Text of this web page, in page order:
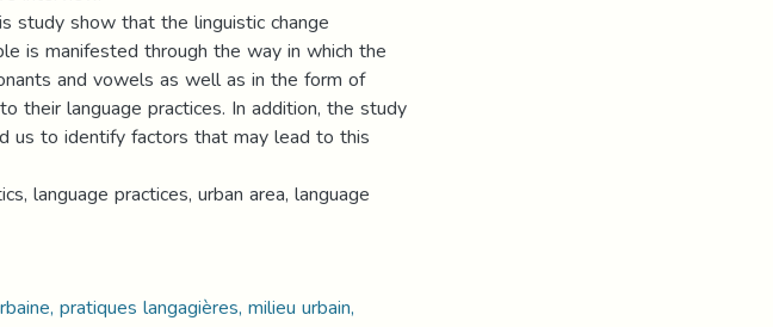
study show that the linguistic change
is manifested through the way in which the
and vowels as well as in the form of
their language practices. In addition, the study
us to identify factors that may lead to this
language practices, urban area, language
pratiques langagières, milieu urbain,